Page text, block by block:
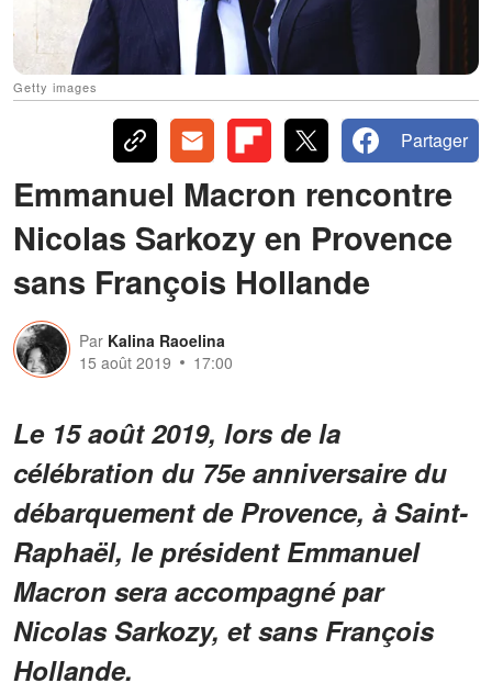
Getty images
Partager
Emmanuel Macron rencontre
Nicolas Sarkozy en Provence
sans François Hollande
Par Kalina Raoelina
15 août 2019
17:00
Le 15 août 2019, lors de la
célébration du 75e anniversaire du
débarquement de Provence, à Saint-
Raphaël, le président Emmanuel
Macron sera accompagné par
Nicolas Sarkozy, et sans François
Hollande.